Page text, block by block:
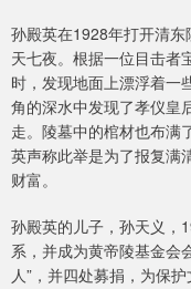
孙殿英在1928年打开清
天七夜。根据一位目击者
时，发现地面上漂浮着一
角的深水中发现了孝仪皇
走。陵墓中的棺材也布满
英声称此举是为了报复满
财富。
孙殿英的儿子，孙天义，
系，并成为黄帝陵基金会
人”，并四处募捐，为保